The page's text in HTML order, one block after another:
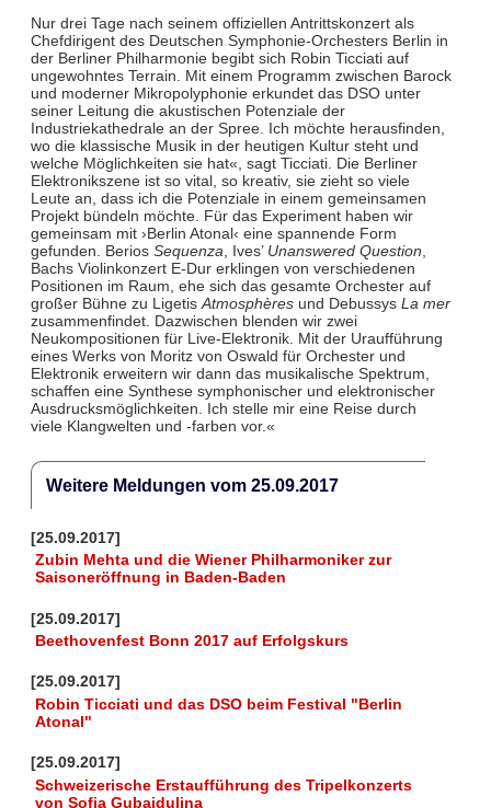
Nur drei Tage nach seinem offiziellen Antrittskonzert als
Chefdirigent des Deutschen Symphonie-Orchesters Berlin in
der Berliner Philharmonie begibt sich Robin Ticciati auf
ungewohntes Terrain. Mit einem Programm zwischen Barock
und moderner Mikropolyphonie erkundet das DSO unter
seiner Leitung die akustischen Potenziale der
Industriekathedrale an der Spree. Ich möchte herausfinden,
wo die klassische Musik in der heutigen Kultur steht und
welche Möglichkeiten sie hat«, sagt Ticciati. Die Berliner
Elektronikszene ist so vital, so kreativ, sie zieht so viele
Leute an, dass ich die Potenziale in einem gemeinsamen
Projekt bündeln möchte. Für das Experiment haben wir
gemeinsam mit ›Berlin Atonal‹ eine spannende Form
gefunden. BeriosSequenza , Ives’ Unanswered Question
Bachs Violinkonzert E-Dur erklingen von verschiedenen
Positionen im Raum, ehe sich das gesamte Orchester auf
großer Bühne zu Ligetis Atmosphèresund DebussysLa mer
zusammenfindet. Dazwischen blenden wir zwei
Neukompositionen für Live-Elektronik. Mit der Uraufführung
eines Werks von Moritz von Oswald für Orchester und
Elektronik erweitern wir dann das musikalische Spektrum,
schaffen eine Synthese symphonischer und elektronischer
Ausdrucksmöglichkeiten. Ich stelle mir eine Reise durch
viele Klangwelten und -farben vor.«
Weitere Meldungen vom 25.09.2017
[25.09.2017]
Zubin Mehta und die Wiener Philharmoniker zur
Saisoneröffnung in Baden-Baden
[25.09.2017]
Beethovenfest Bonn 2017 auf Erfolgskurs
[25.09.2017]
Robin Ticciati und das DSO beim Festival "Berlin
Atonal"
[25.09.2017]
Schweizerische Erstaufführung des Tripelkonzerts
von Sofia Gubaidulina